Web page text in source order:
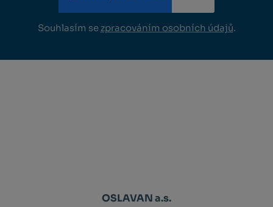
Souhlasím se zpracováním osobních údajů.
OSLAVAN a.s.